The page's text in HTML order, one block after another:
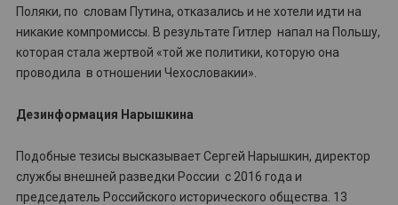
Поляки, по словам Путина, отказались и не хотели идти на
никакие компромиссы. В результате Гитлер напал на Польшу,
которая стала жертвой «той же политики, которую она
проводила в отношении Чехословакии».
Дезинформация Нарышкина
Подобные тезисы высказывает Сергей Нарышкин, директор
службы внешней разведки России с 2016 года и
председатель Российского исторического общества. 13